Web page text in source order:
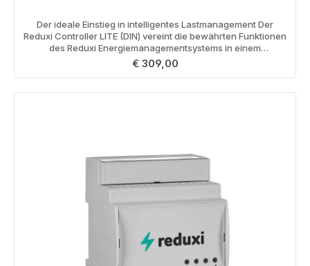
Der ideale Einstieg in intelligentes Lastmanagement Der
Reduxi Controller LITE (DIN) vereint die bewährten Funktionen
des Reduxi Energiemanagementsystems in einem
platzsparenden Reiheneinbaugerät für die DIN-Schiene.
Speziell für Einfamilienhäuser und kleinere Energieanlagen
Steuerung und Überwachung von bis zu 3 verschiedenen
effizienter. Der Controller kommuniziert mit zahlreichen
Geräten über etablierte Protokolle wie Modbus, DLMS oder
Kostengünstiger Einstieg in das Energiemanagement ✅
Verwaltung von bis zu 3 Geräten ✅ Platzsparende DIN-
Schienenmontage ✅ Einfache Installation im Schaltschrank ✅
Cloud- und App-Anbindung Ideal für ✔ Einfamilienhäuser ✔
Kleine PV-Anlagen ✔ Batteriespeicher-Systeme ✔ Wallboxen
und E-Mobilität ✔ Wärmepumpen ✔ Smart Home
Regulärer Preis:
€ 309,00